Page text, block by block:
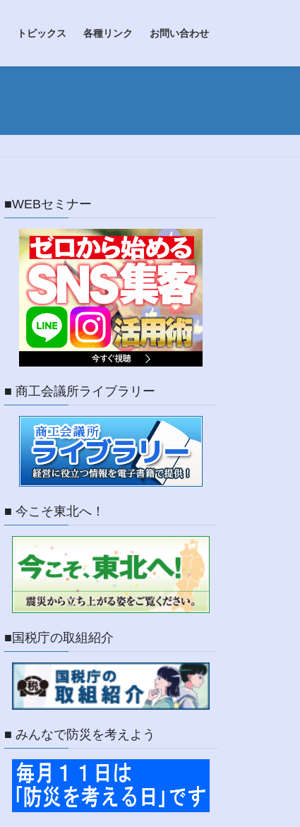
トピックス 各種リンク お問い合わせ
■WEBセミナー
■ 商工会議所ライブラリー
■ 今こそ東北へ！
■国税庁の取組紹介
■ みんなで防災を考えよう